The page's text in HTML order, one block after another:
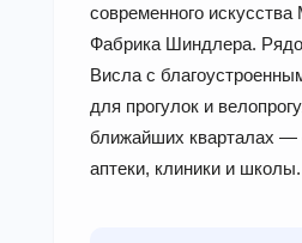
современного искусства
Фабрика Шиндлера.
Висла с
для прогулок и
ближайших кварталах —
аптеки, клиники и школы.